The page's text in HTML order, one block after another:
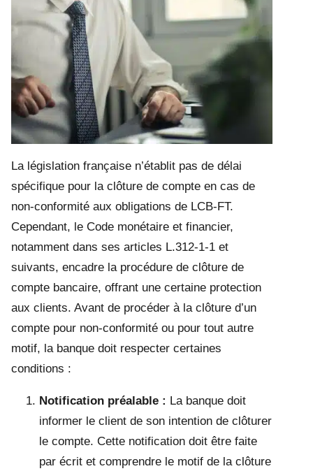
La législation française n’établit pas de délai
spécifique pour la clôture de compte en cas de
non-conformité aux obligations de LCB-FT.
Cependant, le Code monétaire et financier,
notamment dans ses articles L.312-1-1 et
suivants, encadre la procédure de clôture de
compte bancaire, offrant une certaine protection
aux clients. Avant de procéder à la clôture d’un
compte pour non-conformité ou pour tout autre
motif, la banque doit respecter certaines
conditions :
Notification préalable : La banque doit
informer le client de son intention de clôturer
le compte. Cette notification doit être faite
par écrit et comprendre le motif de la clôture